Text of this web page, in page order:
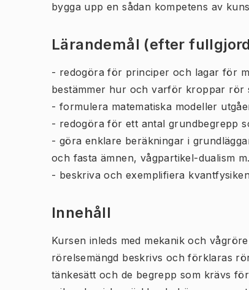
bygga upp en sådan kompetens av
Lärandemål (efter
- redogöra för principer och lagar för
bestämmer hur och varför kroppar rör
- formulera matematiska modeller
- redogöra för ett antal grundbegrepp
- göra enklare beräkningar i
och fasta ämnen, vågpartikel-dualism
- beskriva och exemplifiera
Innehåll
Kursen inleds med mekanik och
rörelsemängd beskrivs och förklaras
tänkesätt och de begrepp som krävs